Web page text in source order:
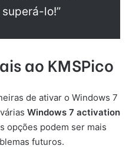
lo!”
ao KMSPico
de ativar o Windows 7
Windows 7 activation
opções podem ser mais
futuros.